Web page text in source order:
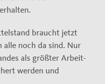
braucht jetzt
noch da sind. Nur
als größter Arbeit-
werden und